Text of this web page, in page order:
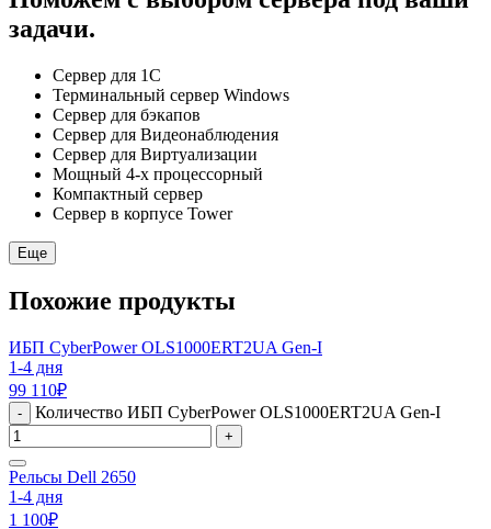
задачи.
Сервер для 1С
Терминальный сервер Windows
Сервер для бэкапов
Сервер для Видеонаблюдения
Сервер для Виртуализации
Мощный 4-х процессорный
Компактный сервер
Сервер в корпусе Tower
Еще
Похожие продукты
ИБП CyberPower OLS1000ERT2UA Gen-I
1-4 дня
99 110₽
- Количество ИБП CyberPower OLS1000ERT2UA Gen-I
+
Рельсы Dell 2650
1-4 дня
1 100₽